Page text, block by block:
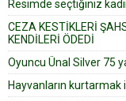
Resimde seçtiğiniz
CEZA KESTİKLERİ
KENDİLERİ ÖDEDİ
Oyuncu Ünal Silver 75
Hayvanların kurtarmak